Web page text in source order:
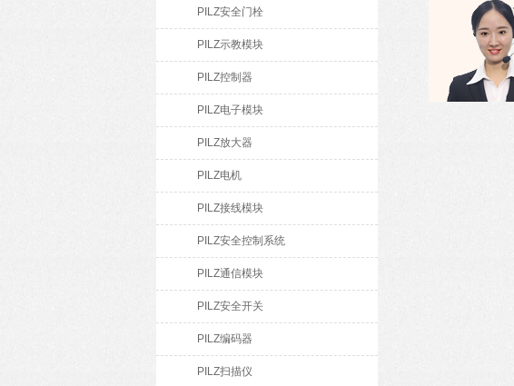
PILZ安全门栓
PILZ示教模块
PILZ控制器
PILZ电子模块
PILZ放大器
PILZ电机
PILZ接线模块
PILZ安全控制系统
PILZ通信模块
PILZ安全开关
PILZ编码器
PILZ扫描仪